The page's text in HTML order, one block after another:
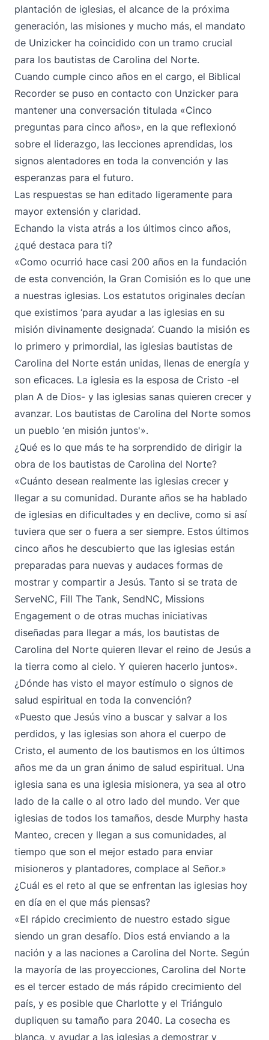
plantación de iglesias, el alcance de la próxima
generación, las misiones y mucho más, el mandato
de Unizicker ha coincidido con un tramo crucial
para los bautistas de Carolina del Norte.
Cuando cumple cinco años en el cargo, el Biblical
Recorder se puso en contacto con Unzicker para
mantener una conversación titulada «Cinco
preguntas para cinco años», en la que reflexionó
sobre el liderazgo, las lecciones aprendidas, los
signos alentadores en toda la convención y las
esperanzas para el futuro.
Las respuestas se han editado ligeramente para
mayor extensión y claridad.
Echando la vista atrás a los últimos cinco años,
¿qué destaca para ti?
«Como ocurrió hace casi 200 años en la fundación
de esta convención, la Gran Comisión es lo que une
a nuestras iglesias. Los estatutos originales decían
que existimos ‘para ayudar a las iglesias en su
misión divinamente designada’. Cuando la misión es
lo primero y primordial, las iglesias bautistas de
Carolina del Norte están unidas, llenas de energía y
son eficaces. La iglesia es la esposa de Cristo -el
plan A de Dios- y las iglesias sanas quieren crecer y
avanzar. Los bautistas de Carolina del Norte somos
un pueblo ‘en misión juntos'».
¿Qué es lo que más te ha sorprendido de dirigir la
obra de los bautistas de Carolina del Norte?
«Cuánto desean realmente las iglesias crecer y
llegar a su comunidad. Durante años se ha hablado
de iglesias en dificultades y en declive, como si así
tuviera que ser o fuera a ser siempre. Estos últimos
cinco años he descubierto que las iglesias están
preparadas para nuevas y audaces formas de
mostrar y compartir a Jesús. Tanto si se trata de
ServeNC, Fill The Tank, SendNC, Missions
Engagement o de otras muchas iniciativas
diseñadas para llegar a más, los bautistas de
Carolina del Norte quieren llevar el reino de Jesús a
la tierra como al cielo. Y quieren hacerlo juntos».
¿Dónde has visto el mayor estímulo o signos de
salud espiritual en toda la convención?
«Puesto que Jesús vino a buscar y salvar a los
perdidos, y las iglesias son ahora el cuerpo de
Cristo, el aumento de los bautismos en los últimos
años me da un gran ánimo de salud espiritual. Una
iglesia sana es una iglesia misionera, ya sea al otro
lado de la calle o al otro lado del mundo. Ver que
iglesias de todos los tamaños, desde Murphy hasta
Manteo, crecen y llegan a sus comunidades, al
tiempo que son el mejor estado para enviar
misioneros y plantadores, complace al Señor.»
¿Cuál es el reto al que se enfrentan las iglesias hoy
en día en el que más piensas?
«El rápido crecimiento de nuestro estado sigue
siendo un gran desafío. Dios está enviando a la
nación y a las naciones a Carolina del Norte. Según
la mayoría de las proyecciones, Carolina del Norte
es el tercer estado de más rápido crecimiento del
país, y es posible que Charlotte y el Triángulo
dupliquen su tamaño para 2040. La cosecha es
blanca, y ayudar a las iglesias a demostrar y